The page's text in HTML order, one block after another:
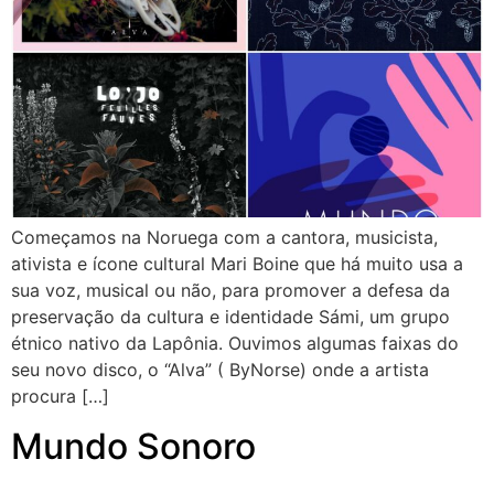
Começamos na Noruega com a cantora, musicista,
ativista e ícone cultural Mari Boine que há muito usa a
sua voz, musical ou não, para promover a defesa da
preservação da cultura e identidade Sámi, um grupo
étnico nativo da Lapônia. Ouvimos algumas faixas do
seu novo disco, o “Alva” ( ByNorse) onde a artista
procura […]
Mundo Sonoro